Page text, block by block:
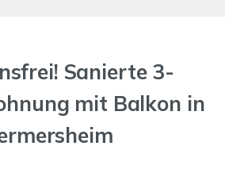
Sanierte 3-
mit Balkon in